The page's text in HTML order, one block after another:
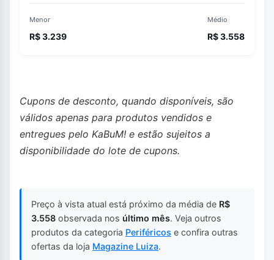
Menor
R$ 3.239
Médio
R$ 3.558
Cupons de desconto, quando disponíveis, são
válidos apenas para produtos vendidos e
entregues pelo KaBuM! e estão sujeitos a
disponibilidade do lote de cupons.
Preço à vista atual está próximo da média de R$
3.558 observada nos último mês. Veja outros
produtos da categoria Periféricos e confira outras
ofertas da loja Magazine Luiza.